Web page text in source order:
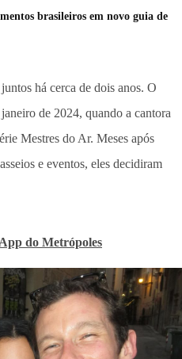
brasileiros em novo guia de
há cerca de dois anos. O
de 2024, quando a cantora
Mestres do Ar. Meses após
e eventos, eles decidiram
do Metrópoles